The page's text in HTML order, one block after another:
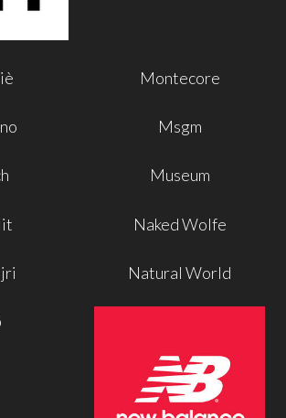
Montecore
Msgm
Museum
Naked Wolfe
Natural World